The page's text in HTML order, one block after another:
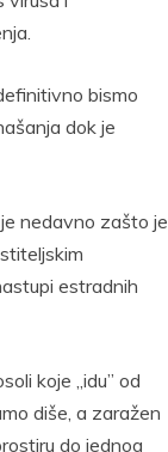
bismo
dok je
nedavno zašto je
estradnih
koje „idu” od
diše, a zaražen
do jednog